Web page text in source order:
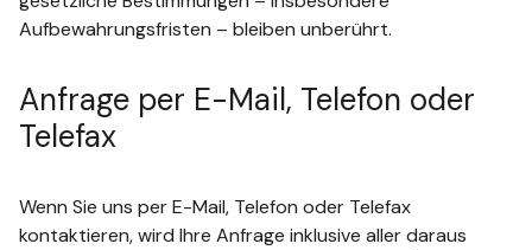
Aufbewahrungsfristen – bleiben unberührt.
Anfrage per E-Mail, Telefon oder
Telefax
Wenn Sie uns per E-Mail, Telefon oder Telefax
kontaktieren, wird Ihre Anfrage inklusive aller daraus